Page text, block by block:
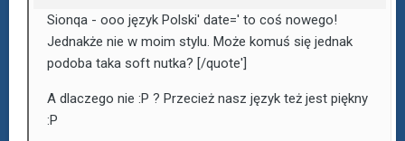
Sionqa - ooo język Polski' date=' to coś nowego!
Jednakże nie w moim stylu. Może komuś się jednak
podoba taka soft nutka? [/quote']
A dlaczego nie :P ? Przecież nasz język też jest piękny
:P